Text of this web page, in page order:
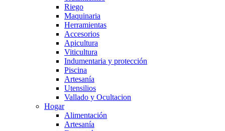
Riego
Maquinaria
Herramientas
Accesorios
Apicultura
Viticultura
Indumentaria y protección
Piscina
Artesanía
Utensilios
Vallado y Ocultacion
Hogar
Alimentación
Artesanía